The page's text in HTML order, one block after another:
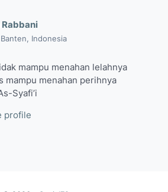
Indonesia
mampu menahan lelahnya
mampu menahan perihnya
Syafi’i
profile